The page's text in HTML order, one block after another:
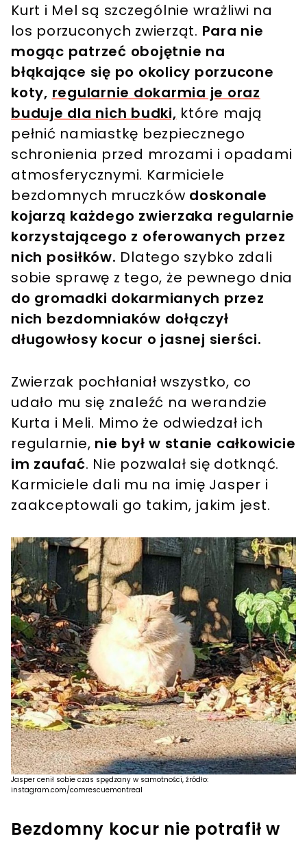
Kurt i Mel są szczególnie wrażliwi na
los porzuconych zwierząt. Para nie
mogąc patrzeć obojętnie na
błąkające się po okolicy porzucone
koty, regularnie dokarmia je oraz
buduje dla nich budki, które mają
pełnić namiastkę bezpiecznego
schronienia przed mrozami i opadami
atmosferycznymi. Karmiciele
bezdomnych mruczków doskonale
kojarzą każdego zwierzaka regularnie
korzystającego z oferowanych przez
nich posiłków. Dlatego szybko zdali
sobie sprawę z tego, że pewnego dnia
do gromadki dokarmianych przez
nich bezdomniaków dołączył
długowłosy kocur o jasnej sierści.
Zwierzak pochłaniał wszystko, co
udało mu się znaleźć na werandzie
Kurta i Meli. Mimo że odwiedzał ich
regularnie, nie był w stanie całkowicie
im zaufać. Nie pozwalał się dotknąć.
Karmiciele dali mu na imię Jasper i
zaakceptowali go takim, jakim jest.
Jasper cenił sobie czas spędzany w samotności, źródło:
instagram.com/comrescuemontreal
Bezdomny kocur nie potrafił w